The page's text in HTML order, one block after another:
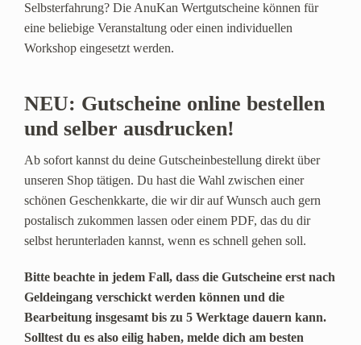
Selbsterfahrung? Die AnuKan Wertgutscheine können für
eine beliebige Veranstaltung oder einen individuellen
Workshop eingesetzt werden.
NEU: Gutscheine online bestellen
und selber ausdrucken!
Ab sofort kannst du deine Gutscheinbestellung direkt über
unseren Shop tätigen. Du hast die Wahl zwischen einer
schönen Geschenkkarte, die wir dir auf Wunsch auch gern
postalisch zukommen lassen oder einem PDF, das du dir
selbst herunterladen kannst, wenn es schnell gehen soll.
Bitte beachte in jedem Fall, dass die Gutscheine erst nach
Geldeingang verschickt werden können und die
Bearbeitung insgesamt bis zu 5 Werktage dauern kann.
Solltest du es also eilig haben, melde dich am besten